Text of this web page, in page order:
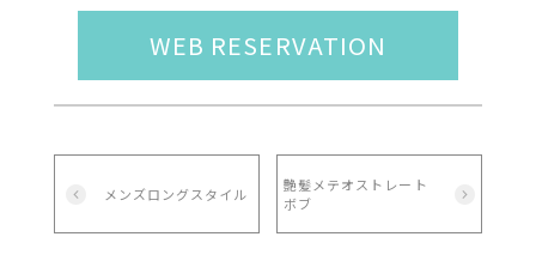
WEB RESERVATION
メンズロングスタイル
艶髪メテオストレート
ボブ